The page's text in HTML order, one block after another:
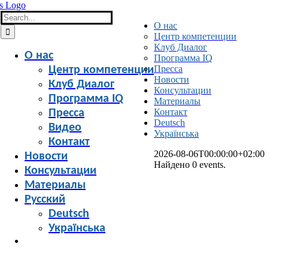
Search
for:
О нас
Центр компетенции
Клуб Диалог
Программа IQ
Пресса
Видео
Контакт
Новости
Консультации
Материалы
Русский
Deutsch
Українська
О нас
Центр компетенции
Клуб Диалог
Программа IQ
Пресса
Новости
Консультации
Материалы
Контакт
Deutsch
Українська
2026-08-06T00:00:00+02:00
Найдено 0 events.